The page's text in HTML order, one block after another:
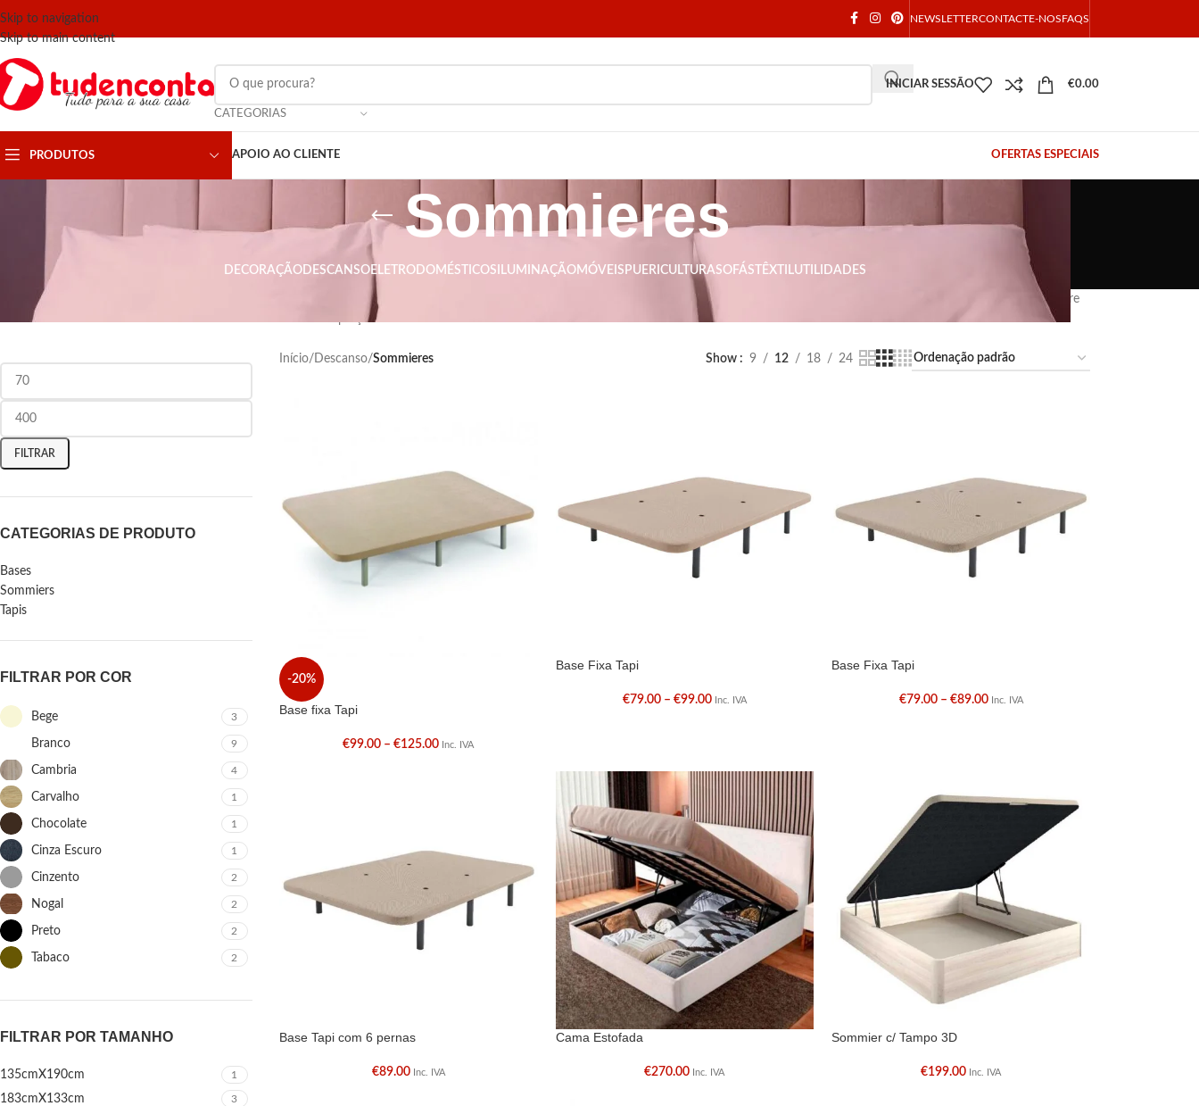
Skip to navigation
Skip to main content
NEWSLETTERCONTACTE-NOSFAQS
CATEGORIAS
INICIAR SESSÃO €0.00
PRODUTOS APOIO AO CLIENTE OFERTAS ESPECIAIS
Sommieres
DECORAÇÃO DESCANSO ELETRODOMÉSTICOS ILUMINAÇÃO MÓVEIS PUERICULTURASOFÁS TÊXTILUTILIDADES
FILTRAR POR PREÇO
FILTRAR
CATEGORIAS DE PRODUTO
Bases
Sommiers
Tapis
FILTRAR POR COR
Bege 3
Branco 9
Cambria 4
Carvalho 1
Chocolate 1
Cinza Escuro 1
Cinzento 2
Nogal 2
Preto 2
Tabaco 2
FILTRAR POR TAMANHO
135cmX190cm 1
183cmX133cm 3
Tenha um sommier no seu quarto, assim terá uma base para a sua cama e ganhará espaço de armazenamento. Confira os nossos modelos sempre
ao melhor preço.
Início/ Descanso/Sommieres Show 9 12 18 24
-20%
Base fixa Tapi
€99.00 – €125.00 Inc. IVA
Base Fixa Tapi
€79.00 – €99.00 Inc. IVA
Base Fixa Tapi
€79.00 – €89.00 Inc. IVA
Base Tapi com 6 pernas
€89.00 Inc. IVA
Cama Estofada
€270.00 Inc. IVA
Sommier c/ Tampo 3D
€199.00 Inc. IVA